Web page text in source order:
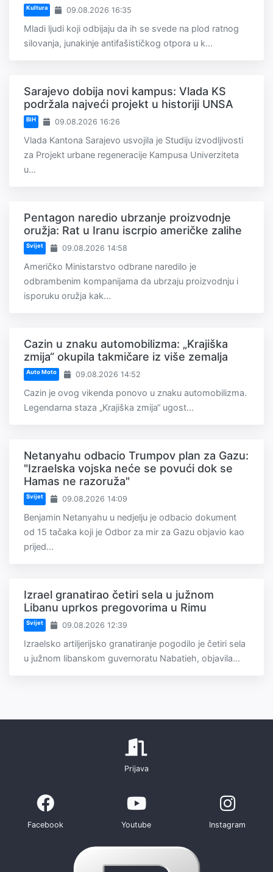
Kultura 09.08.2026 16:35
Mladi ljudi koji odbijaju da ih se svede na plod ratnog
silovanja, junakinje antifašističkog otpora u k...
Sarajevo dobija novi kampus: Vlada KS
podržala najveći projekt u historiji UNSA
BiH 09.08.2026 16:26
Vlada Kantona Sarajevo usvojila je Studiju izvodljivosti
za Projekt urbane regeneracije Kampusa Univerziteta
u...
Pentagon naredio ubrzanje proizvodnje
oružja: Rat u Iranu iscrpio američke zalihe
Svijet 09.08.2026 14:58
Američko Ministarstvo odbrane naredilo je
odbrambenim kompanijama da ubrzaju proizvodnju i
isporuku oružja kak...
Cazin u znaku automobilizma: „Krajiška
zmija“ okupila takmičare iz više zemalja
Auto Moto 09.08.2026 14:52
Cazin je ovog vikenda ponovo u znaku automobilizma.
Legendarna staza „Krajiška zmija“ ugost...
Netanyahu odbacio Trumpov plan za Gazu:
"Izraelska vojska neće se povući dok se
Hamas ne razoruža"
Svijet 09.08.2026 14:09
Benjamin Netanyahu u nedjelju je odbacio dokument
od 15 tačaka koji je Odbor za mir za Gazu objavio kao
prijed...
Izrael granatirao četiri sela u južnom
Libanu uprkos pregovorima u Rimu
Svijet 09.08.2026 12:39
Izraelsko artiljerijsko granatiranje pogodilo je četiri sela
u južnom libanskom guvernoratu Nabatieh, objavila...
Prijava
Facebook Youtube Instagram